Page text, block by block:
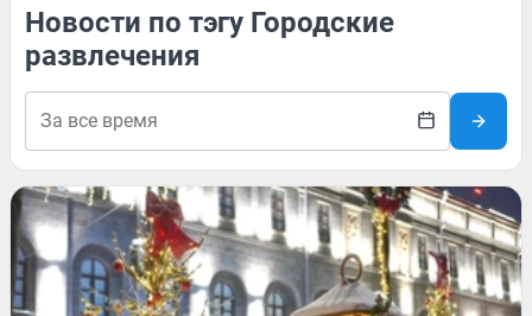
Новости по тэгу Городские
развлечения